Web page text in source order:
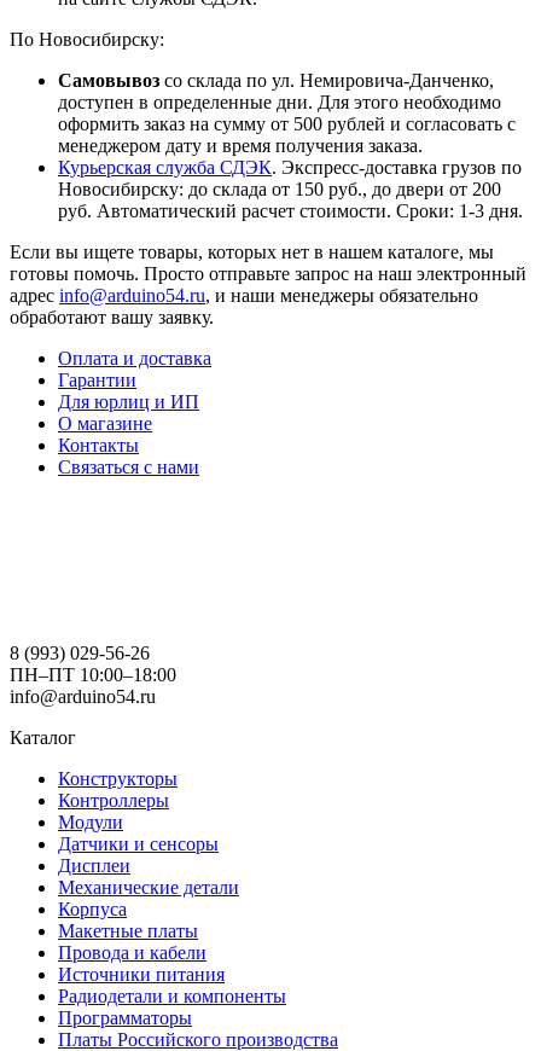
По Новосибирску:
Самовывоз со склада по ул. Немировича-Данченко,
доступен в определенные дни. Для этого необходимо
оформить заказ на сумму от 500 рублей и согласовать с
менеджером дату и время получения заказа.
Курьерская служба СДЭК. Экспресс-доставка грузов по
Новосибирску: до склада от 150 руб., до двери от 200
руб. Автоматический расчет стоимости. Сроки: 1-3 дня.
Если вы ищете товары, которых нет в нашем каталоге, мы
готовы помочь. Просто отправьте запрос на наш электронный
адрес info@arduino54.ru, и наши менеджеры обязательно
обработают вашу заявку.
Оплата и доставка
Гарантии
Для юрлиц и ИП
О магазине
Контакты
Связаться с нами
8 (993) 029-56-26
ПН–ПТ 10:00–18:00
info@arduino54.ru
Каталог
Конструкторы
Контроллеры
Модули
Датчики и сенсоры
Дисплеи
Механические детали
Корпуса
Макетные платы
Провода и кабели
Источники питания
Радиодетали и компоненты
Программаторы
Платы Российского производства